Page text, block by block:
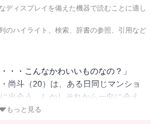
ディスプレイを備えた機器で読むことに適し
のハイライト、検索、辞書の参照、引用など
・・こんなかわいいものなの？」
尚斗（20）は、ある日同じマンショ
出会う。しかしそれから一向に会え
目の前に現れたずたぼろ眼鏡女がそ
もっと見る